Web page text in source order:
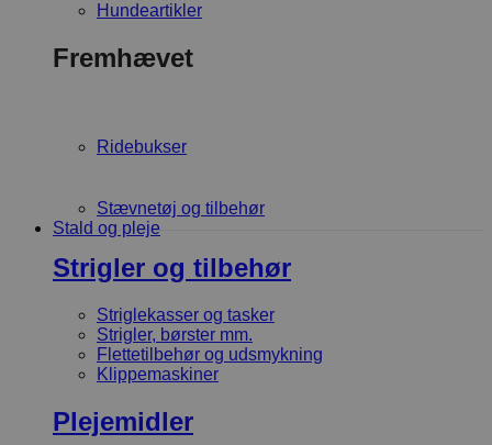
Hundeartikler
Fremhævet
Ridebukser
Stævnetøj og tilbehør
Stald og pleje
Strigler og tilbehør
Striglekasser og tasker
Strigler, børster mm.
Flettetilbehør og udsmykning
Klippemaskiner
Plejemidler